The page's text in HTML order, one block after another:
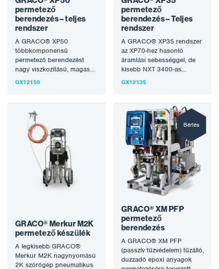
permetező
berendezés – teljes
rendszer
A GRACO® XP50
többkomponensű
permetező berendezést
nagy viszkozitású, magas
szilárdanyag-tartalmú
permetezésére tervezték. A
GRACO®…
GX12150
permetező
berendezés – Teljes
rendszer
A GRACO® XP35 rendszer
az XP70-hez hasonló
áramlási sebességgel, de
kisebb NXT 3400-as
légmotorral rendelkezik, és
GX12135
GRACO® Merkur M2K
permetező készülék
A legkisebb GRACO®
Merkur M2K nagynyomású
2K szórógép pneumatikus
Bérlés
GRACO® XM PFP
permetező
berendezés
A GRACO® XM PFP
(passzív tűzvédelem) tűzálló,
duzzadó epoxi anyagok